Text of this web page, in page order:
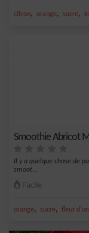
citron, orange, sucre,
Smoothie Abricot
Il y a quelque chose de
smoot...
Facile
orange, sucre, fleur